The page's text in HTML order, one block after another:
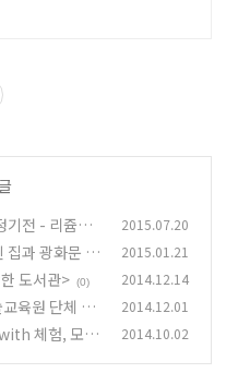
기전 - 리쥼전
2015.07.20
과 광화문 사
2015.01.21
도서관> (0) 2014.12.14
육원 단체 전
2014.12.01
체험, 모두
2014.10.02